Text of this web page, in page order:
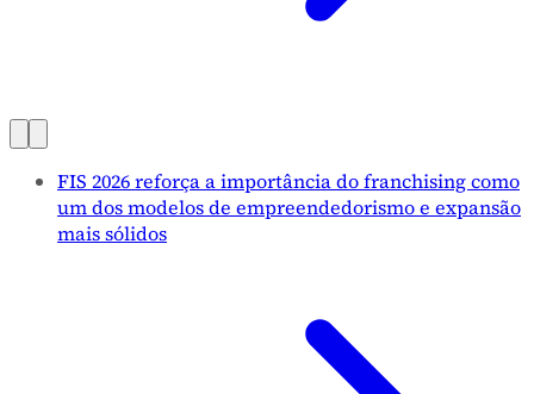
FIS 2026 reforça a importância do franchising como
um dos modelos de empreendedorismo e expansão
mais sólidos